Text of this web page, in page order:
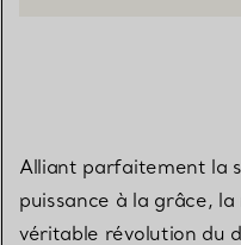
Alliant parfaitement la
puissance à la grâce,
véritable révolution du